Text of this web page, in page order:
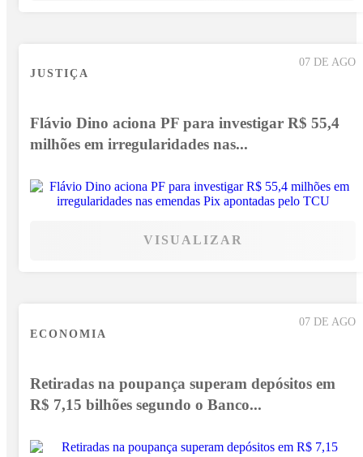
07 DE AGO
JUSTIÇA
Flávio Dino aciona PF para investigar R$ 55,4
milhões em irregularidades nas...
VISUALIZAR
07 DE AGO
ECONOMIA
Retiradas na poupança superam depósitos em
R$ 7,15 bilhões segundo o Banco...